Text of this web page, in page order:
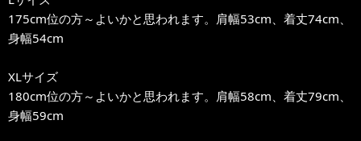
175cm位の方～よいかと思われます。肩幅53cm、着丈74cm、
身幅54cm
XLサイズ
180cm位の方～よいかと思われます。肩幅58cm、着丈79cm、
身幅59cm